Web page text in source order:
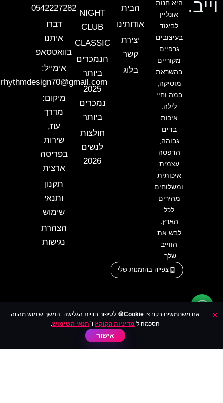
וייב.
היא חנות
אונליין
לביגוד
בעיצובים
גרפיים
מקוריים
בהשראת
מוסיקה,
במה וחיי
לילה.
איכות
בדים
גבוהה,
הדפסה
עצמית
איכותית
ומשלוחים
מהירים
לכל
הארץ.
לבש את
הווייב
שלך.
צפייה בהזמנות שלי
הבית
אודותינו
יצירת
קשר
בלוג
NIGHT
CLUB
CLASSIC
הנמכרים
ביותר
2025
נמכרים
ביותר
חולצות
לנשים
2026
0542227282
דברו
איתנו
בוואטסאפ
אימייל:
rhythmdesign70@gmail.com
מיקום:
מדרך
עוז,
שירות
בפריסה
ארצית
תקנון
ותנאי
שימוש
הצהרת
נגישות
× אנו משתמשים בקובצי Cookie🍪
לשיפור חוויית הגלישה. המשך שימוש מהווה
הסכמה ל מדיניות הקוקיז ו־תנאי השימוש.
אישור